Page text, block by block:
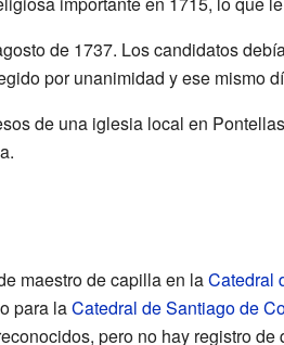
de 1737. Los candidatos
por unanimidad y ese mismo
de una iglesia local en
maestro de capilla en laCatedral
para laCatedral de Santiago de
pero no hay registro de